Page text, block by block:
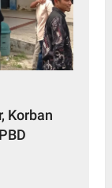
Korban